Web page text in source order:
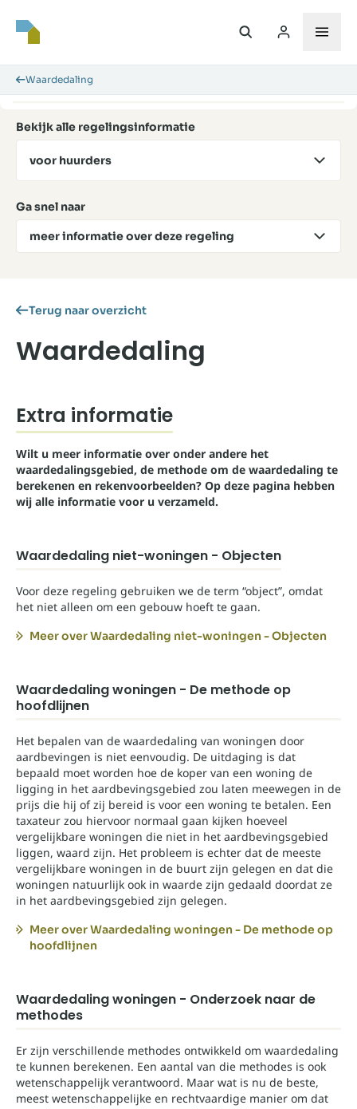
Waardedaling
Bekijk alle regelingsinformatie
voor huurders
Ga snel naar
meer informatie over deze regeling
Terug naar overzicht
Waardedaling
Extra informatie
Wilt u meer informatie over onder andere het
waardedalingsgebied, de methode om de waardedaling te
berekenen en rekenvoorbeelden? Op deze pagina hebben
wij alle informatie voor u verzameld.
Waardedaling niet-woningen - Objecten
Voor deze regeling gebruiken we de term “object”, omdat
het niet alleen om een gebouw hoeft te gaan.
Meer over Waardedaling niet-woningen - Objecten
Waardedaling woningen - De methode op
hoofdlijnen
Het bepalen van de waardedaling van woningen door
aardbevingen is niet eenvoudig. De uitdaging is dat
bepaald moet worden hoe de koper van een woning de
ligging in het aardbevingsgebied zou laten meewegen in de
prijs die hij of zij bereid is voor een woning te betalen. Een
taxateur zou hiervoor normaal gaan kijken hoeveel
vergelijkbare woningen die niet in het aardbevingsgebied
liggen, waard zijn. Het probleem is echter dat de meeste
vergelijkbare woningen in de buurt zijn gelegen en dat die
woningen natuurlijk ook in waarde zijn gedaald doordat ze
in het aardbevingsgebied zijn gelegen.
Meer over Waardedaling woningen - De methode op
hoofdlijnen
Waardedaling woningen - Onderzoek naar de
methodes
Er zijn verschillende methodes ontwikkeld om waardedaling
te kunnen berekenen. Een aantal van die methodes is ook
wetenschappelijk verantwoord. Maar wat is nu de beste,
meest wetenschappelijke en rechtvaardige manier om dat